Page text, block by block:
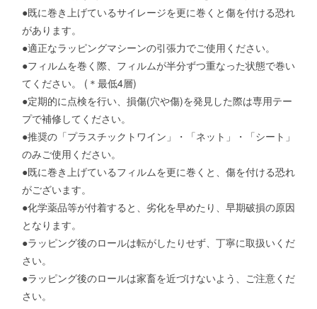
●既に巻き上げているサイレージを更に巻くと傷を付ける恐れ
があります。
●適正なラッピングマシーンの引張力でご使用ください。
●フィルムを巻く際、フィルムが半分ずつ重なった状態で巻い
てください。 (＊最低4層)
●定期的に点検を行い、損傷(穴や傷)を発見した際は専用テー
プで補修してください。
●推奨の「プラスチックトワイン」・「ネット」・「シート」
のみご使用ください。
●既に巻き上げているフィルムを更に巻くと、傷を付ける恐れ
がございます。
●化学薬品等が付着すると、劣化を早めたり、早期破損の原因
となります。
●ラッピング後のロールは転がしたりせず、丁寧に取扱いくだ
さい。
●ラッピング後のロールは家畜を近づけないよう、ご注意くだ
さい。